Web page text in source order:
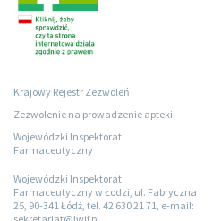
Krajowy Rejestr Zezwoleń
Zezwolenie na prowadzenie apteki
Wojewódzki Inspektorat
Farmaceutyczny
Wojewódzki Inspektorat
Farmaceutyczny w Łodzi, ul. Fabryczna
25, 90-341 Łódź, tel. 42 630 21 71, e-mail: